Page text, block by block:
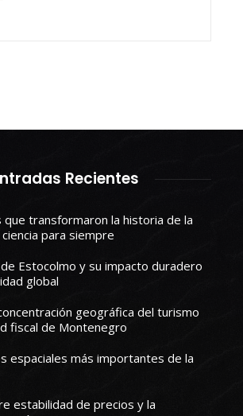
Recientes
que transformaron la historia de la
para siempre
Estocolmo y su impacto duradero
global
geográfica del turismo
fiscal de Montenegro
espaciales más importantes de la
estabilidad de precios y la